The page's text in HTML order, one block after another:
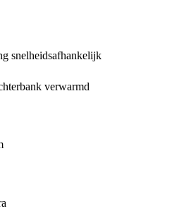
snelheidsafhankelijk
verwarmd